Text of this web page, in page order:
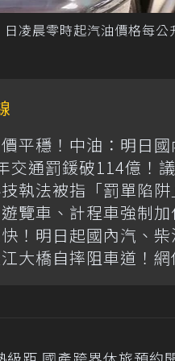
凌晨零時起汽油價格每
平穩！中油：明日
交通罰鍰破114億！
執法被指「罰單陷
覽車、計程車強制
！明日起國內汽、
大橋自摔阻車道！